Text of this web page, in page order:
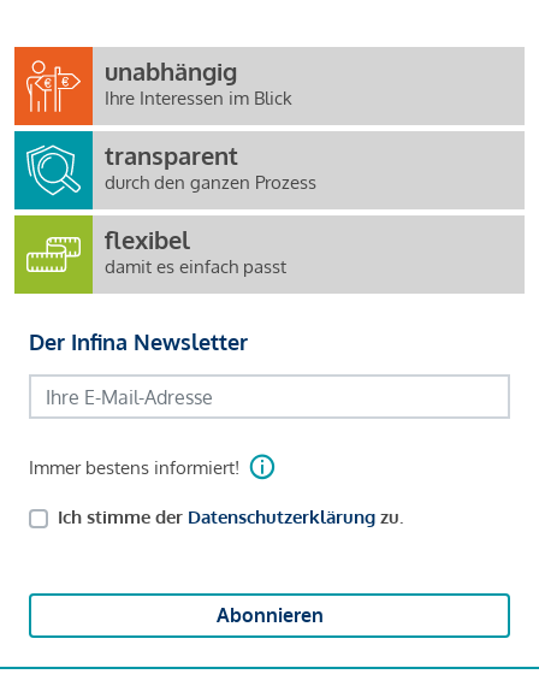
unabhängig
Ihre Interessen im Blick
transparent
durch den ganzen Prozess
flexibel
damit es einfach passt
Der Infina Newsletter
Immer bestens informiert!
Ich stimme der Datenschutzerklärung zu.
Abonnieren